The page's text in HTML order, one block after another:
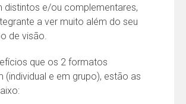
distintos e/ou complementares,
a ver muito além do seu
de visão.
que os 2 formatos
(individual e em grupo), estão as